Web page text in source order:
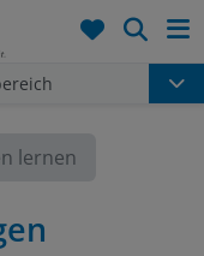
lernen